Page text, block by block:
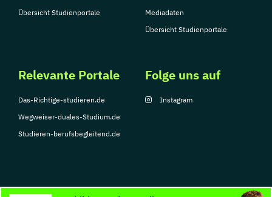
Übersicht Studienportale
Mediadaten
Übersicht Studienportale
Relevante Portale
Das-Richtige-studieren.de
Wegweiser-duales-Studium.de
Studieren-berufsbegleitend.de
Folge uns auf
Instagram